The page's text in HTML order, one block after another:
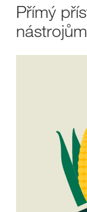
Přímý
nástrojům